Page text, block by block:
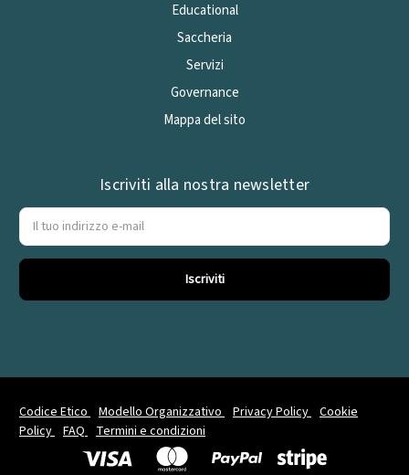
Educational
Saccheria
Servizi
Governance
Mappa del sito
Iscriviti alla nostra newsletter
Indirizzo
e-
mail
Codice Etico Modello Organizzativo Privacy Policy Cookie
Policy FAQ Termini e condizioni